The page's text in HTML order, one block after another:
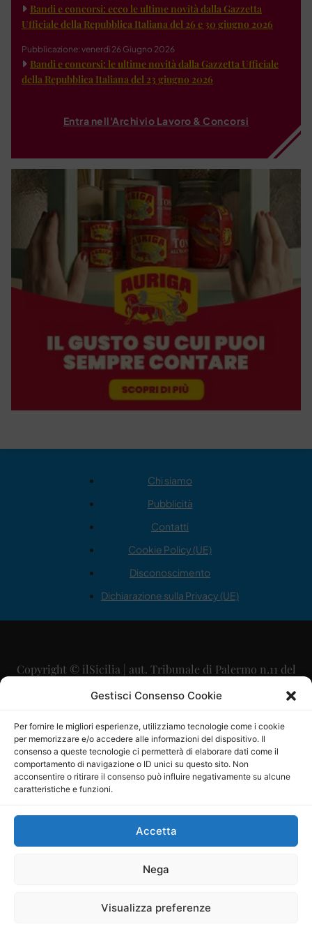
Gestisci Consenso Cookie
Per fornire le migliori esperienze, utilizziamo tecnologie come i cookie
per memorizzare e/o accedere alle informazioni del dispositivo. Il
consenso a queste tecnologie ci permetterà di elaborare dati come il
comportamento di navigazione o ID unici su questo sito. Non
acconsentire o ritirare il consenso può influire negativamente su alcune
caratteristiche e funzioni.
Accetta
Nega
Visualizza preferenze
Bandi e concorsi: ecco le ultime novità dalla Gazzetta
Ufficiale della Repubblica Italiana del 26 e 30 giugno 2026
Pubblicazione: venerdì 26 Giugno 2026
Bandi e concorsi: le ultime novità dalla Gazzetta Ufficiale
della Repubblica Italiana del 23 giugno 2026
Entra nell'Archivio Lavoro & Concorsi
Chi siamo
Pubblicità
Contatti
Cookie Policy (UE)
Disconoscimento
Dichiarazione sulla Privacy (UE)
Copyright © ilSicilia | aut. Tribunale di Palermo n.11 del
29/09/2015
Direttore Editoriale: Maurizio Scaglione
Direttore Responsabile: Maria Calabrese
P.IVA: 06334930820
Mercurio Comunicazione Società Cooperativa a r.l. è
iscritta al Registro degli Operatori di Comunicazione al
Sito gestito daLa Digitale srl–info@ladigitale.it